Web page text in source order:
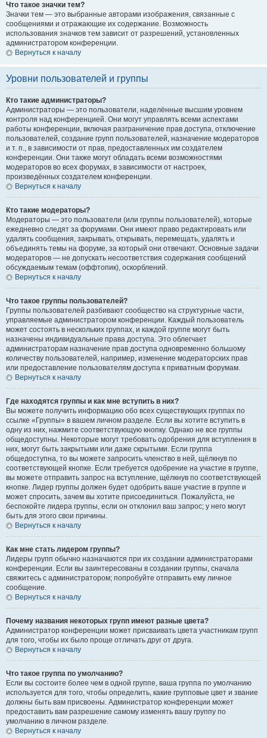
Что такое значки тем?
Значки тем — это выбранные авторами изображения, связанные с
сообщениями и отражающие их содержание. Возможность
использования значков тем зависит от разрешений, установленных
администратором конференции.
Вернуться к началу
Уровни пользователей и группы
Кто такие администраторы?
Администраторы — это пользователи, наделённые высшим уровнем
контроля над конференцией. Они могут управлять всеми аспектами
работы конференции, включая разграничение прав доступа, отключение
пользователей, создание групп пользователей, назначение модераторов
и т. п., в зависимости от прав, предоставленных им создателем
конференции. Они также могут обладать всеми возможностями
модераторов во всех форумах, в зависимости от настроек,
произведённых создателем конференции.
Вернуться к началу
Кто такие модераторы?
Модераторы — это пользователи (или группы пользователей), которые
ежедневно следят за форумами. Они имеют право редактировать или
удалять сообщения, закрывать, открывать, перемещать, удалять и
объединять темы на форуме, за который они отвечают. Основные задачи
модераторов — не допускать несоответствия содержания сообщений
обсуждаемым темам (оффтопик), оскорблений.
Вернуться к началу
Что такое группы пользователей?
Группы пользователей разбивают сообщество на структурные части,
управляемые администратором конференции. Каждый пользователь
может состоять в нескольких группах, и каждой группе могут быть
назначены индивидуальные права доступа. Это облегчает
администраторам назначение прав доступа одновременно большому
количеству пользователей, например, изменение модераторских прав
или предоставление пользователям доступа к приватным форумам.
Вернуться к началу
Где находятся группы и как мне вступить в них?
Вы можете получить информацию обо всех существующих группах по
ссылке «Группы» в вашем личном разделе. Если вы хотите вступить в
одну из них, нажмите соответствующую кнопку. Однако не все группы
общедоступны. Некоторые могут требовать одобрения для вступления в
них, могут быть закрытыми или даже скрытыми. Если группа
общедоступна, то вы можете запросить членство в ней, щёлкнув по
соответствующей кнопке. Если требуется одобрение на участие в группе,
вы можете отправить запрос на вступление, щёлкнув по соответствующей
кнопке. Лидер группы должен будет одобрить ваше участие в группе и
может спросить, зачем вы хотите присоединиться. Пожалуйста, не
беспокойте лидера группы, если он отклонил ваш запрос; у него могут
быть для этого свои причины.
Вернуться к началу
Как мне стать лидером группы?
Лидеры групп обычно назначаются при их создании администраторами
конференции. Если вы заинтересованы в создании группы, сначала
свяжитесь с администратором; попробуйте отправить ему личное
сообщение.
Вернуться к началу
Почему названия некоторых групп имеют разные цвета?
Администратор конференции может присваивать цвета участникам групп
для того, чтобы их было проще отличать друг от друга.
Вернуться к началу
Что такое группа по умолчанию?
Если вы состоите более чем в одной группе, ваша группа по умолчанию
используется для того, чтобы определить, какие групповые цвет и звание
должны быть вам присвоены. Администратор конференции может
предоставить вам разрешение самому изменять вашу группу по
умолчанию в личном разделе.
Вернуться к началу